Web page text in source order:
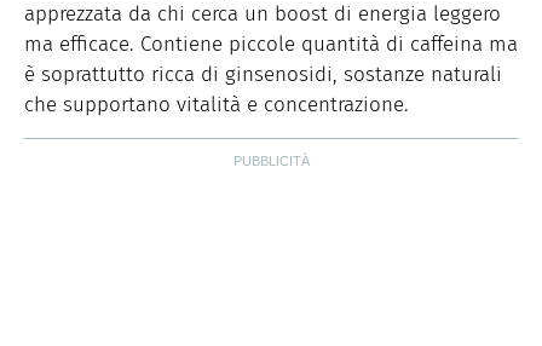
apprezzata da chi cerca un boost di energia leggero
ma efficace. Contiene piccole quantità di caffeina ma
è soprattutto ricca di ginsenosidi, sostanze naturali
che supportano vitalità e concentrazione.